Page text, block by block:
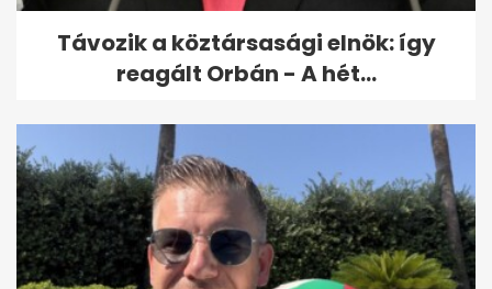
Távozik a köztársasági elnök: így
reagált Orbán - A hét...